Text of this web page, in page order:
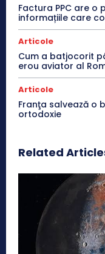
Factura PPC are o
informațiile care
Articole
Cum a batjocorit
erou aviator al
Articole
Franţa salvează o
ortodoxie
Related